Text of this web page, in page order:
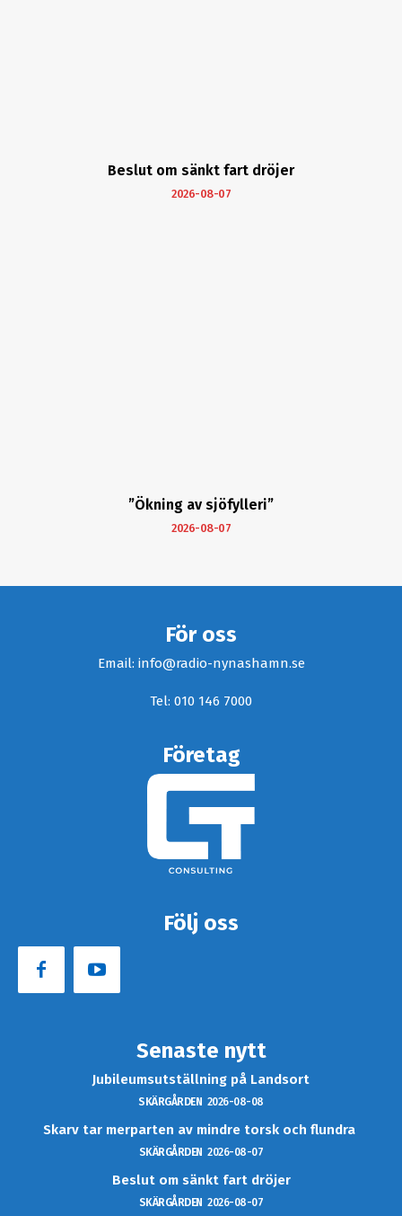
Beslut om sänkt fart dröjer
2026-08-07
”Ökning av sjöfylleri”
2026-08-07
För oss
Email: info@radio-nynashamn.se
Tel: 010 146 7000
Företag
Följ oss
Senaste nytt
Jubileumsutställning på Landsort
SKÄRGÅRDEN 2026-08-08
Skarv tar merparten av mindre torsk och flundra
SKÄRGÅRDEN 2026-08-07
Beslut om sänkt fart dröjer
SKÄRGÅRDEN 2026-08-07